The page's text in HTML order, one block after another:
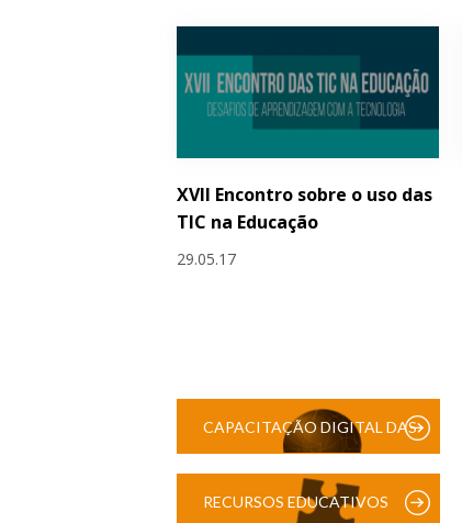
XVII Encontro sobre o uso das
TIC na Educação
29.05.17
CAPACITAÇÃO DIGITAL DAS
RECURSOS EDUCATIVOS